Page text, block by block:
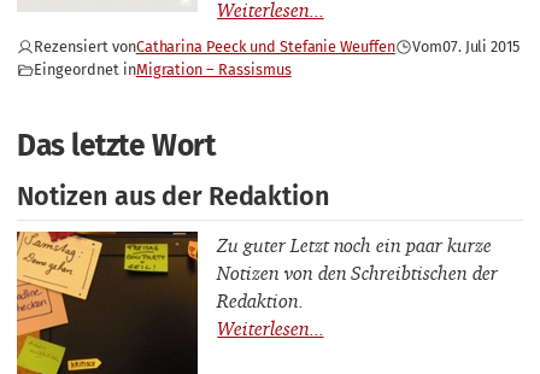
Rezensiert vonCatharina Peeck und Stefanie Weuffen Vom07. Juli 2015
Eingeordnet inMigration – Rassismus
Das letzte Wort
Notizen aus der Redaktion
Zu guter Letzt noch ein paar kurze
Notizen von den Schreibtischen der
Redaktion.